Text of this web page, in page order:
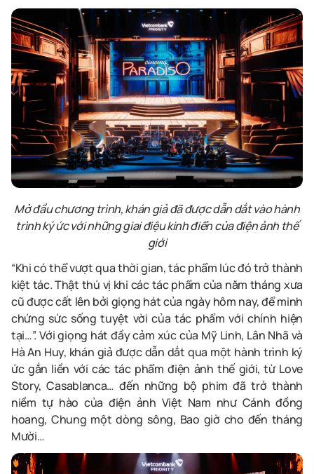
Mở đầu chương trình, khán giả đã được dẫn dắt vào hành
trình ký ức với những giai điệu kinh điển của điện ảnh thế
giới
“Khi có thể vượt qua thời gian, tác phẩm lúc đó trở thành
kiệt tác. Thật thú vị khi các tác phẩm của năm tháng xưa
cũ được cất lên bởi giọng hát của ngày hôm nay, để minh
chứng sức sống tuyệt vời của tác phẩm với chính hiện
tại…”. Với giọng hát đầy cảm xúc của Mỹ Linh, Lân Nhã và
Hà An Huy, khán giả được dẫn dắt qua một hành trình ký
ức gắn liền với các tác phẩm điện ảnh thế giới, từ Love
Story, Casablanca… đến những bộ phim đã trở thành
niềm tự hào của điện ảnh Việt Nam như Cánh đồng
hoang, Chung một dòng sông, Bao giờ cho đến tháng
Mười…